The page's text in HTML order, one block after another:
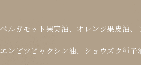
ベルガモット果実油、オレンジ果皮油、
エンピツビャクシン油、ショウズク種子